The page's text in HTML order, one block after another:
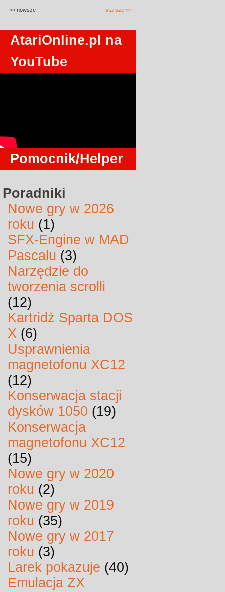
«« nowsze starsze »»
AtariOnline.pl na
YouTube
Pomocnik/Helper
Poradniki
Nowe gry w 2026
roku (1)
SFX-Engine w MAD
Pascalu (3)
Narzędzie do
tworzenia scrolli
(12)
Kartridż Sparta DOS
X (6)
Usprawnienia
magnetofonu XC12
(12)
Konserwacja stacji
dysków 1050 (19)
Konserwacja
magnetofonu XC12
(15)
Nowe gry w 2020
roku (2)
Nowe gry w 2019
roku (35)
Nowe gry w 2017
roku (3)
Larek pokazuje (40)
Emulacja ZX